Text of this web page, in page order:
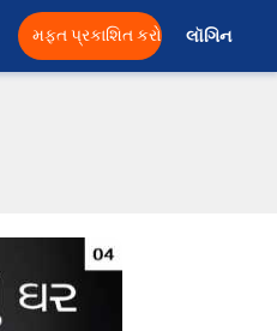
મફત પ્રકાશિત કરો લૉગિન